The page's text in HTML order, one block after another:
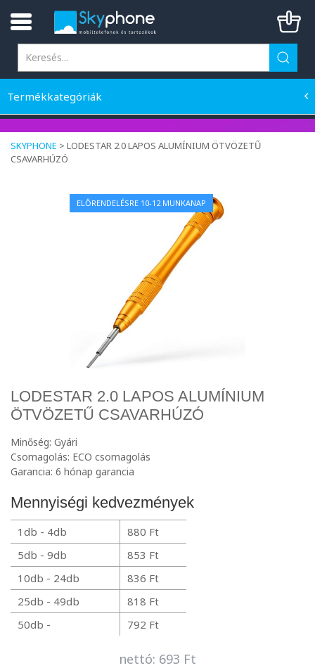
Termékkategóriák
SKYPHONE > LODESTAR 2.0 LAPOS ALUMÍNIUM ÖTVÖZETŰ
CSAVARHÚZÓ
ELŐRENDELÉSRE 10-12 MUNKANAP
LODESTAR 2.0 LAPOS ALUMÍNIUM
ÖTVÖZETŰ CSAVARHÚZÓ
Minőség: Gyári
Csomagolás: ECO csomagolás
Garancia: 6 hónap garancia
Mennyiségi kedvezmények
1db - 4db
880 Ft
5db - 9db
853 Ft
10db - 24db
836 Ft
25db - 49db
818 Ft
50db -
792 Ft
nettó: 693 Ft